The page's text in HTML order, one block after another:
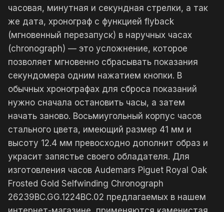
часовая, минутная и секундная стрелки, а так
же дата, хронограф с функцией flyback
(мгновенный перезапуск) в наручных часах
(chronograph) — это усложнение, которое
позволяет мгновенно сбрасывать показания
секундомера одним нажатием кнопки. В
обычных хронографах для сброса показаний
нужно сначала остановить часы, а затем
начать заново. Восьмиугольный корпус часов
стального цвета, имеющий размер 41 мм и
высоту 12.4 мм превосходно дополнит образ и
украсит запястье своего обладателя. Для
изготовления часов Audemars Piguet Royal Oak
Frosted Gold Selfwinding Chronograph
26239BC.GG.1224BC.02 предлагаемых в нашем